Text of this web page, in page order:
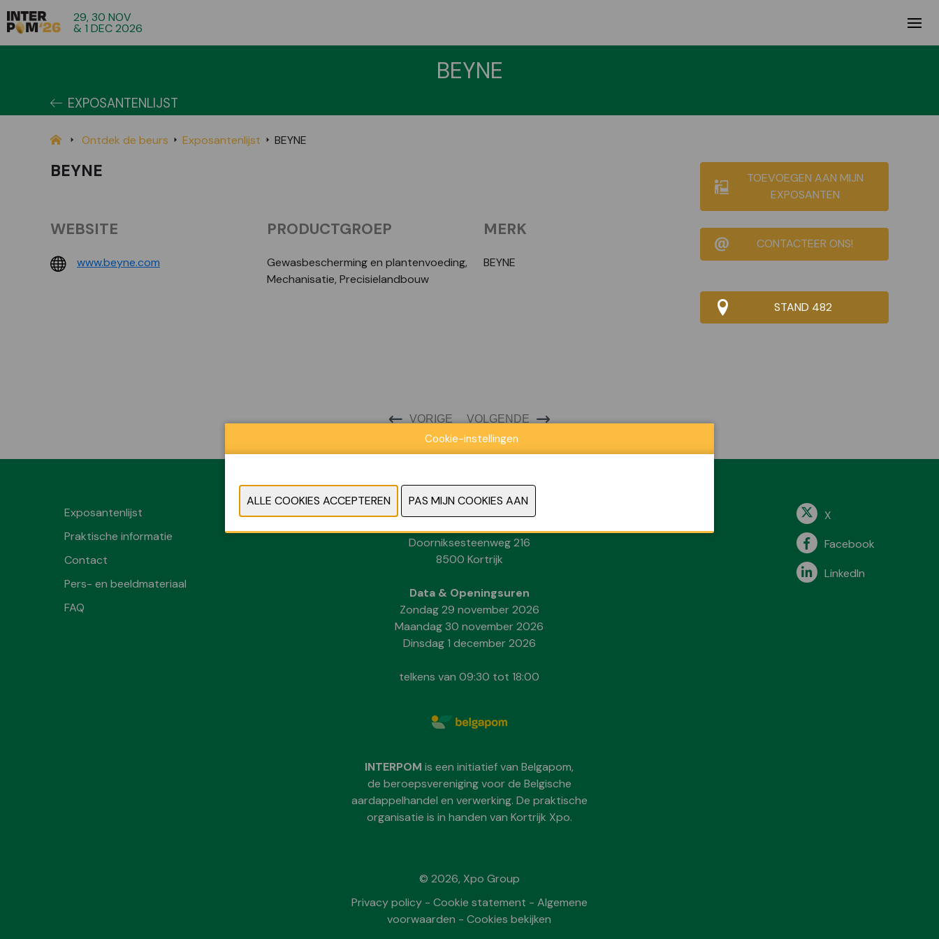
29, 30 NOV
& 1 DEC 2026
BEYNE
EXPOSANTENLIJST
Ontdek de beurs Exposantenlijst BEYNE
BEYNE
TOEVOEGEN AAN MIJN
EXPOSANTEN
CONTACTEER ONS!
STAND 482
WEBSITE
www.beyne.com
PRODUCTGROEP
Gewasbescherming en plantenvoeding,
Mechanisatie, Precisielandbouw
MERK
BEYNE
VORIGE VOLGENDE
Exposantenlijst
Praktische informatie
Contact
Pers- en beeldmateriaal
FAQ
Locatie
Doorniksesteenweg 216
8500 Kortrijk
Data & Openingsuren
Zondag 29 november 2026
Maandag 30 november 2026
Dinsdag 1 december 2026
telkens van 09:30 tot 18:00
INTERPOMis een initiatief van Belgapom,
de beroepsvereniging voor de Belgische
aardappelhandel en verwerking. De praktische
organisatie is in handen van Kortrijk Xpo.
X
Facebook
LinkedIn
© 2026, Xpo Group
Privacy policy- Cookie statement - Algemene
voorwaarden -Cookies bekijken
Cookie-instellingen